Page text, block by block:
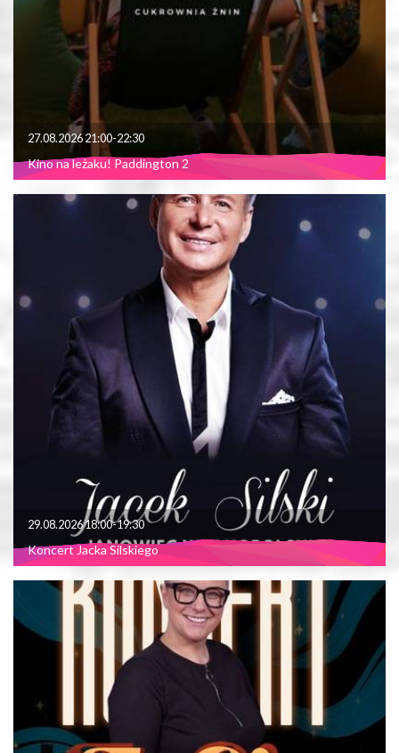
27.08.2026 21:00-22:30
Kino na leżaku! Paddington 2
29.08.2026 18:00-19:30
Koncert Jacka Silskiego